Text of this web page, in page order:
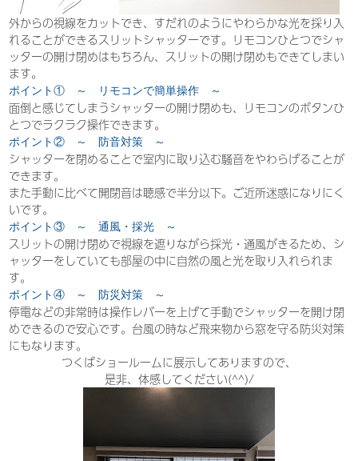
外からの視線をカットでき、すだれのようにやわらかな光を採り入
れることができるスリットシャッターです。リモコンひとつでシャ
ッターの開け閉めはもちろん、スリットの開け閉めもできてしまい
ます。
ポイント① ～ リモコンで簡単操作 ～
面倒と感じてしまうシャッターの開け閉めも、リモコンのボタンひ
とつでラクラク操作できます。
ポイント② ～ 防音対策 ～
シャッターを閉めることで室内に取り込む騒音をやわらげることが
できます。
また手動に比べて開閉音は聴感で半分以下。ご近所迷惑になりにく
いです。
ポイント③ ～ 通風・採光 ～
スリットの開け閉めで視線を遮りながら採光・通風がきるため、シ
ャッターをしていても部屋の中に自然の風と光を取り入れられま
す。
ポイント④ ～ 防災対策 ～
停電などの非常時は操作レバーを上げて手動でシャッターを開け閉
めできるので安心です。台風の時など飛来物から窓を守る防災対策
にもなります。
つくばショールームに展示してありますので、
是非、体感してください(^^)/